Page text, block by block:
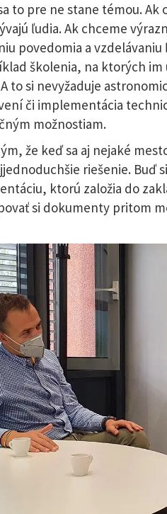
to pre ne stane témou.
ľudia. Ak chceme
povedomia a
školenia, na ktorých
to si nevyžaduje
či implementácia
možnostiam.
že keď sa aj nejaké
riešenie. Buď
ktorú založia do
si dokumenty pritom